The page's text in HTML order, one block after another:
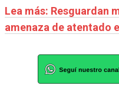
Lea más: Resguardan
amenaza de atentado